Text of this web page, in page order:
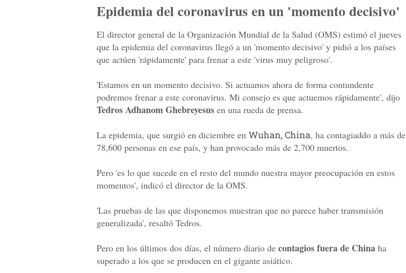
Epidemia del coronavirus en un 'momento decisivo'
El director general de la Organización Mundial de la Salud (OMS) estimó el jueves
que la epidemia del coronavirus llegó a un 'momento decisivo' y pidió a los países
que actúen 'rápidamente' para frenar a este 'virus muy peligroso'.
'Estamos en un momento decisivo. Si actuamos ahora de forma contundente
podremos frenar a este coronavirus. Mi consejo es que actuemos rápidamente', dijo
Tedros Adhanom Ghebreyesus en una rueda de prensa.
La epidemia, que surgió en diciembre en Wuhan, China, ha contagiaddo a más de
78,600 personas en ese país, y han provocado más de 2,700 muertos.
Pero 'es lo que sucede en el resto del mundo nuestra mayor preocupación en estos
momentos', indicó el director de la OMS.
'Las pruebas de las que disponemos muestran que no parece haber transmisión
generalizada', resaltó Tedros.
Pero en los últimos dos días, el número diario de contagios fuera de China ha
superado a los que se producen en el gigante asiático.